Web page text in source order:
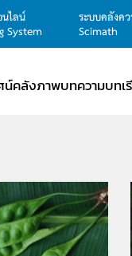
ไลน์
System
ระบบคลังค
Scimath
น์คลังภาพบทความบทเ